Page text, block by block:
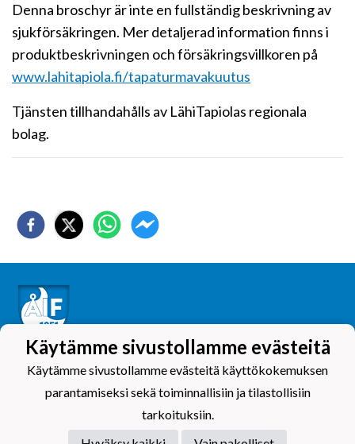
Denna broschyr är inte en fullständig beskrivning av
sjukförsäkringen. Mer detaljerad information finns i
produktbeskrivningen och försäkringsvillkoren på
www.lahitapiola.fi/tapaturmavakuutus
Tjänsten tillhandahålls av LähiTapiolas regionala
bolag.
Tietosuojaseloste
Käytämme sivustollamme evästeitä
Käytämme sivustollamme evästeitä käyttökokemuksen
parantamiseksi sekä toiminnallisiin ja tilastollisiin
tarkoituksiin.